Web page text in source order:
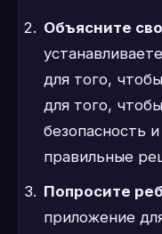
Объясните
для того,
для того,
безопасность
правильные
Попросите
приложение